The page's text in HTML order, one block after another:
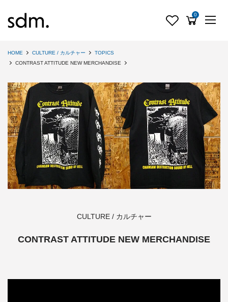
0
HOME CULTURE / カルチャー
TOPICS
CONTRAST ATTITUDE NEW MERCHANDISE
CULTURE / カルチャー
CONTRAST ATTITUDE NEW MERCHANDISE